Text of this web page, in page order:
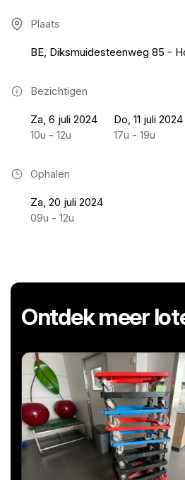
Plaats
BE, Diksmuidesteenweg 85 -
Bezichtigen
Za, 6 juli 2024
10u - 12u
Do, 11 juli 2024
17u - 19u
Ophalen
Za, 20 juli 2024
09u - 12u
Ontdek meer